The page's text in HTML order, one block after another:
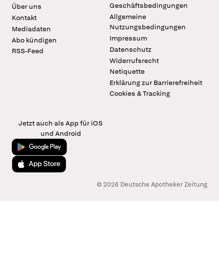
Über uns
Kontakt
Mediadaten
Abo kündigen
RSS-Feed
Geschäftsbedingungen
Allgemeine
Nutzungsbedingungen
Impressum
Datenschutz
Widerrufsrecht
Netiquette
Erklärung zur Barrierefreiheit
Cookies & Tracking
Jetzt auch als App für iOS
und Android
Jetzt bei Google Play
Laden im App Store
© 2026 Deutsche Apotheker Zeitung